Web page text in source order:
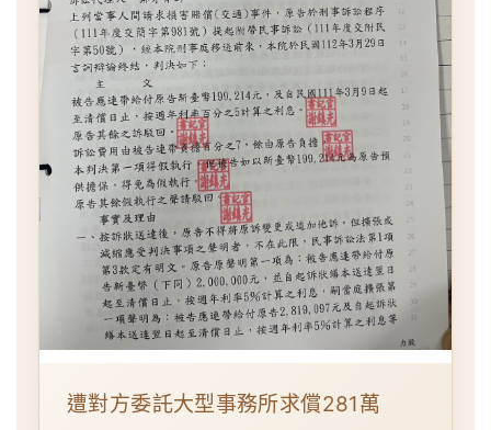
遭對方委託大型事務所求償281萬